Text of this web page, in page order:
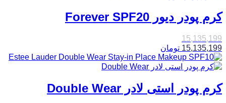
کرم پودر دیور Forever SPF20
15,135,199
15,135,199 تومان
کرم پودر استی لادر Double Wear